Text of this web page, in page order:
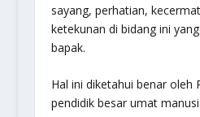
sayang, perhatian,
ketekunan di bidang ini
bapak.
Hal ini diketahui benar oleh
pendidik besar umat